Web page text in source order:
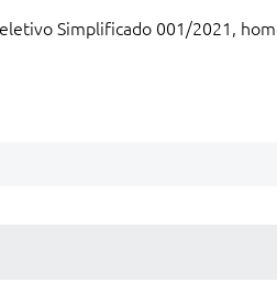
Simplificado 001/2021,